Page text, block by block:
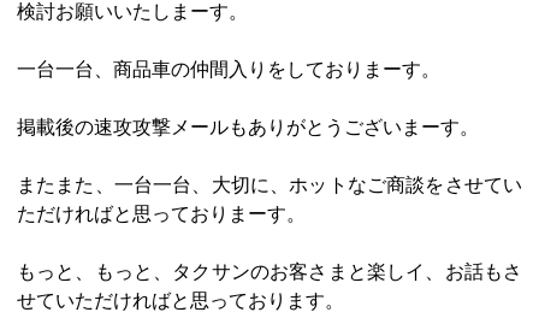
検討お願いいたしまーす。
一台一台、商品車の仲間入りをしておりまーす。
掲載後の速攻攻撃メールもありがとうございまーす。
またまた、一台一台、大切に、ホットなご商談をさせてい
ただければと思っておりまーす。
もっと、もっと、タクサンのお客さまと楽しイ、お話もさ
せていただければと思っております。